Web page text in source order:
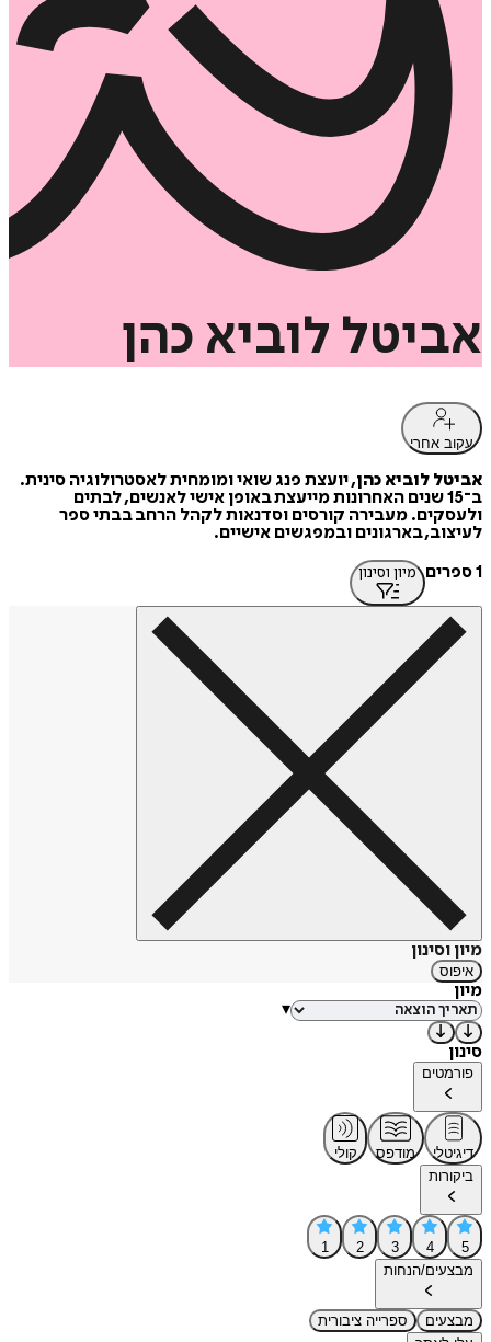
אביטל לוביא כהן
עקוב אחרי
אביטל לוביא כהן, יועצת פנג שואי ומומחית לאסטרולוגיה סינית.
ב־15 שנים האחרונות מייעצת באופן אישי לאנשים, לבתים
ולעסקים. מעבירה קורסים וסדנאות לקהל הרחב בבתי ספר
לעיצוב, בארגונים ובמפגשים אישיים.
1 ספרים
מיון וסינון
מיון וסינון
איפוס
מיון
▾
סינון
פורמטים
דיגיטלי מודפס
קולי
ביקורות
5
4
3
2
1
מבצעים/הנחות
מבצעים
ספרייה ציבורית